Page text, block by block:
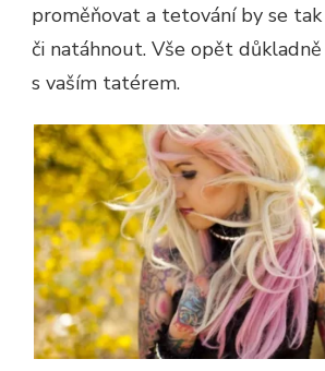
proměňovat a tetování by se
či natáhnout. Vše opět
s vaším tatérem.